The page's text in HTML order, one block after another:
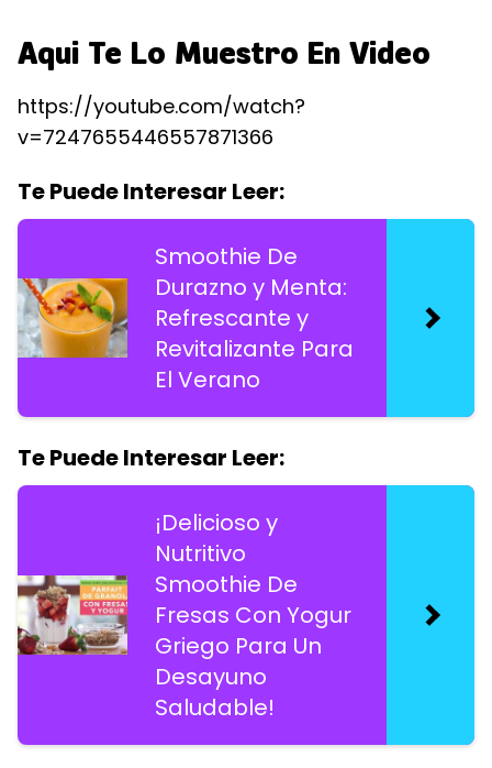
Aqui Te Lo Muestro En Video
https://youtube.com/watch?
v=7247655446557871366
Te Puede Interesar Leer:
Smoothie De
Durazno y Menta:
Refrescante y
Revitalizante Para
El Verano
Te Puede Interesar Leer:
¡Delicioso y
Nutritivo
Smoothie De
Fresas Con Yogur
Griego Para Un
Desayuno
Saludable!